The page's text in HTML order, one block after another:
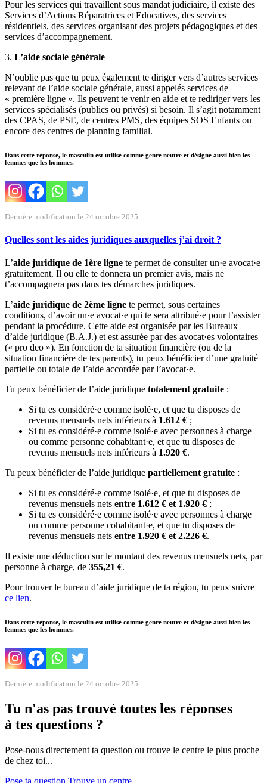
Pour les services qui travaillent sous mandat judiciaire, il existe des
Services d’Actions Réparatrices et Educatives, des services
résidentiels, des services organisant des projets pédagogiques et des
services d’accompagnement.
3. L’aide sociale générale
N’oublie pas que tu peux également te diriger vers d’autres services
relevant de l’aide sociale générale, aussi appelés services de
« première ligne ». Ils peuvent te venir en aide et te rediriger vers les
services spécialisés (publics ou privés) si besoin. Il s’agit notamment
des CPAS, de PSE, de centres PMS, des équipes SOS Enfants ou
encore des centres de planning familial.
Dans cette réponse, le masculin est utilisé comme genre neutre et désigne aussi bien les
femmes que les hommes.
Dernière modification le 24 octobre 2025
Quelles sont les aides juridiques auxquelles j’ai droit ?
L’aide juridique de 1ère ligne te permet de consulter un·e avocat·e
gratuitement. Il ou elle te donnera un premier avis, mais ne
t’accompagnera pas dans tes démarches juridiques.
L’aide juridique de 2ème ligne te permet, sous certaines
conditions, d’avoir un·e avocat·e qui te sera attribué·e pour t’assister
pendant la procédure. Cette aide est organisée par les Bureaux
d’aide juridique (B.A.J.) et est assurée par des avocat·es volontaires
(« pro deo »). En fonction de ta situation financière (ou de la
situation financière de tes parents), tu peux bénéficier d’une gratuité
partielle ou totale de l’aide accordée par l’avocat·e.
Tu peux bénéficier de l’aide juridique totalement gratuite :
Si tu es considéré·e comme isolé·e, et que tu disposes de
revenus mensuels nets inférieurs à 1.612 € ;
Si tu es considéré·e comme isolé·e avec personnes à charge
ou comme personne cohabitant·e, et que tu disposes de
revenus mensuels nets inférieurs à 1.920 €.
Tu peux bénéficier de l’aide juridique partiellement gratuite :
Si tu es considéré·e comme isolé·e, et que tu disposes de
revenus mensuels nets entre 1.612 € et 1.920 € ;
Si tu es considéré·e comme isolé·e avec personnes à charge
ou comme personne cohabitant·e, et que tu disposes de
revenus mensuels nets entre 1.920 € et 2.226 €.
Il existe une déduction sur le montant des revenus mensuels nets, par
personne à charge, de 355,21 €.
Pour trouver le bureau d’aide juridique de ta région, tu peux suivre
ce lien.
Dans cette réponse, le masculin est utilisé comme genre neutre et désigne aussi bien les
femmes que les hommes.
Dernière modification le 24 octobre 2025
Tu n'as pas trouvé toutes les réponses
à tes questions ?
Pose-nous directement ta question ou trouve le centre le plus proche
de chez toi...
Pose ta question Trouve un centre